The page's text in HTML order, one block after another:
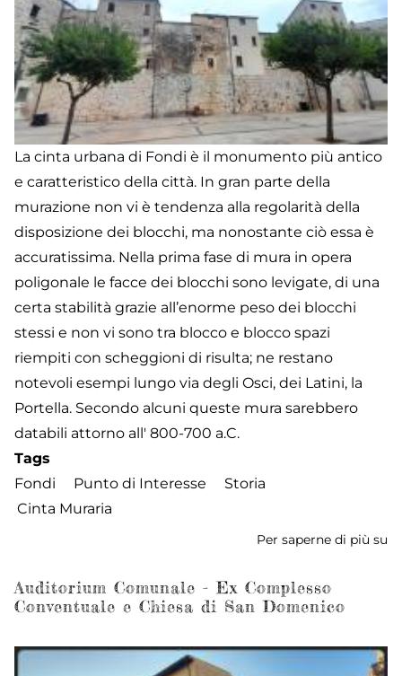
La cinta urbana di Fondi è il monumento più antico
e caratteristico della città. In gran parte della
murazione non vi è tendenza alla regolarità della
disposizione dei blocchi, ma nonostante ciò essa è
accuratissima. Nella prima fase di mura in opera
poligonale le facce dei blocchi sono levigate, di una
certa stabilità grazie all’enorme peso dei blocchi
stessi e non vi sono tra blocco e blocco spazi
riempiti con scheggioni di risulta; ne restano
notevoli esempi lungo via degli Osci, dei Latini, la
Portella. Secondo alcuni queste mura sarebbero
databili attorno all' 800-700 a.C.
Tags
Fondi
Punto di Interesse
Storia
Cinta Muraria
Per saperne di più su
Auditorium Comunale - Ex Complesso
Conventuale e Chiesa di San Domenico